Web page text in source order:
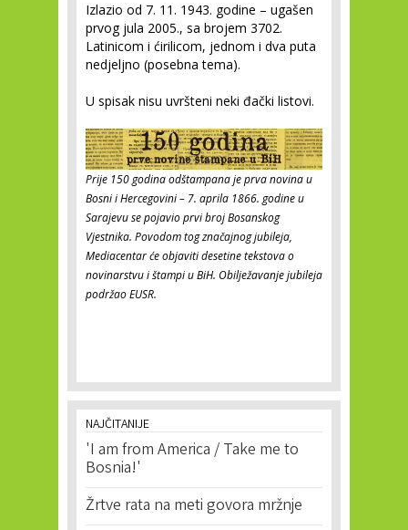
Izlazio od 7. 11. 1943. godine – ugašen
prvog jula 2005., sa brojem 3702.
Latinicom i ćirilicom, jednom i dva puta
nedjeljno (posebna tema).
U spisak nisu uvršteni neki đački listovi.
Prije 150 godina odštampana je prva novina u
Bosni i Hercegovini – 7. aprila 1866. godine u
Sarajevu se pojavio prvi broj Bosanskog
Vjestnika. Povodom tog značajnog jubileja,
Mediacentar će objaviti desetine tekstova o
novinarstvu i štampi u BiH. Obilježavanje jubileja
podržao EUSR.
NAJČITANIJE
'I am from America / Take me to
Bosnia!'
Žrtve rata na meti govora mržnje